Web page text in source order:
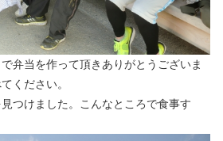
弁当を作って頂きありがとうございま
ください。
つけました。こんなところで食事す